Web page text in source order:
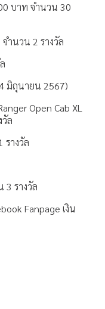
บาท จำนวน 30
จำนวน 2 รางวัล
มิถุนายน 2567)
Open Cab XL
ล
รางวัล
3 รางวัล
Fanpage เงิน